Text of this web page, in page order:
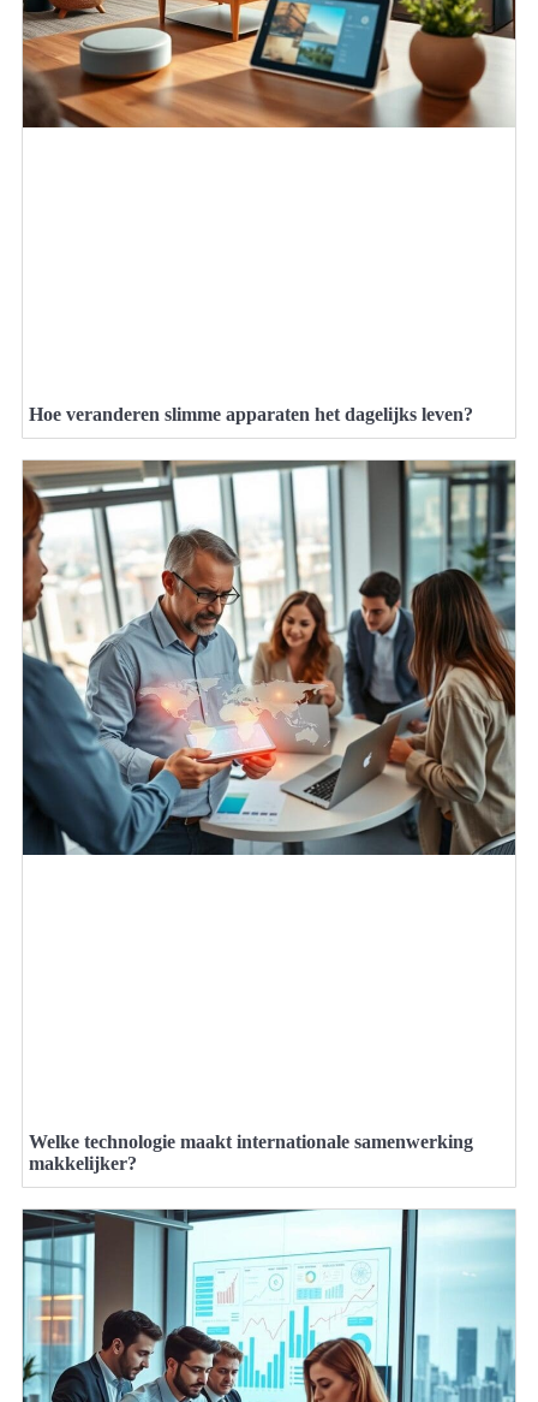
Hoe veranderen slimme apparaten het dagelijks leven?
Welke technologie maakt internationale samenwerking
makkelijker?